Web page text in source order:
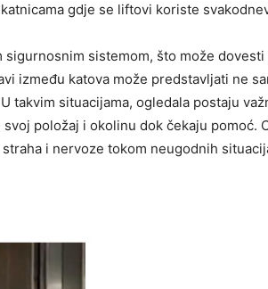
gdje se liftovi koriste
sistemom, što može dovesti
između katova može predstavljati ne
takvim situacijama, ogledala postaju
položaj i okolinu dok čekaju pomoć.
i nervoze tokom neugodnih